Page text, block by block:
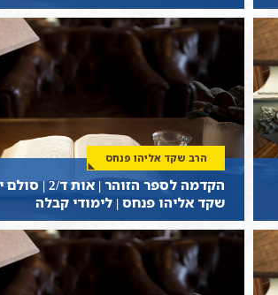
הרב שקד אליהו פנחס
הקדמה לספר הזוהר
שקד אליהו פנחס | לימודי קבלה